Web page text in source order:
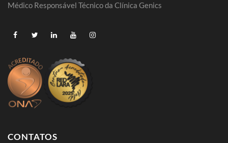
Médico Responsável Técnico da Clínica Genics
CONTATOS